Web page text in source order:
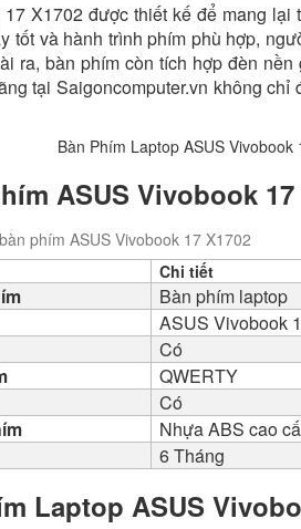
X1702 được thiết kế để mang
tốt và hành trình phím phù hợp,
ra, bàn phím còn tích hợp đèn
tại Saigoncomputer.vn không
ASUS Vivobook 17
phím ASUS Vivobook 17 X1702
Chi tiết
Bàn phím laptop
ASUS Vivobook
Có
QWERTY
Có
Nhựa ABS cao
6 Tháng
Laptop ASUS